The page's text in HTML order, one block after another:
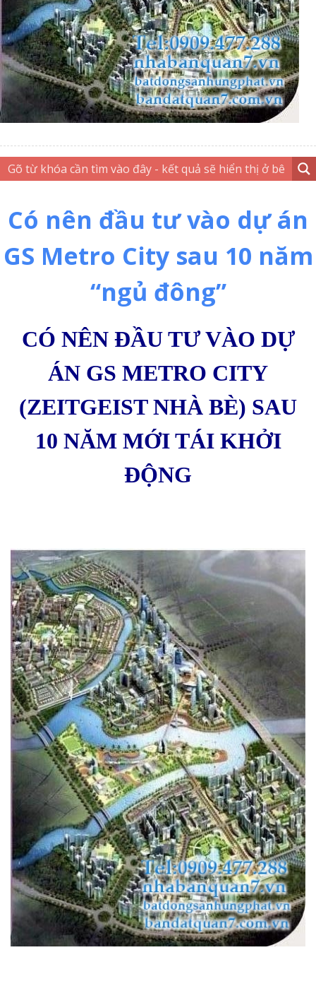
Có nên đầu tư vào dự án
GS Metro City sau 10 năm
“ngủ đông”
CÓ NÊN ĐẦU TƯ VÀO DỰ
ÁN GS METRO CITY
(ZEITGEIST NHÀ BÈ) SAU
10 NĂM MỚI TÁI KHỞI
ĐỘNG